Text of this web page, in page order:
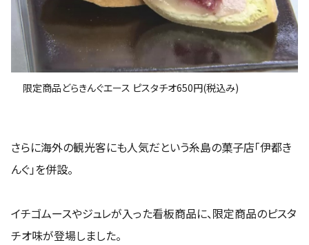
限定商品どらきんぐエース ピスタチオ650円(税込み)
さらに海外の観光客にも人気だという糸島の菓子店「伊都き
んぐ」を併設。
イチゴムースやジュレが入った看板商品に、限定商品のピスタ
チオ味が登場しました。